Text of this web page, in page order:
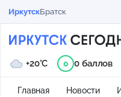
ИркутскБратск
Главная Новости
+20°C 0 0 баллов